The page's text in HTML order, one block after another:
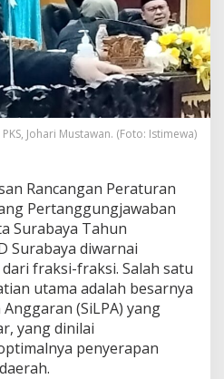
Johari Mustawan. (Foto: Istimewa)
Rancangan Peraturan
Pertanggungjawaban
Surabaya Tahun
Surabaya diwarnai
fraksi-fraksi. Salah satu
utama adalah besarnya
(SiLPA) yang
yang dinilai
penyerapan